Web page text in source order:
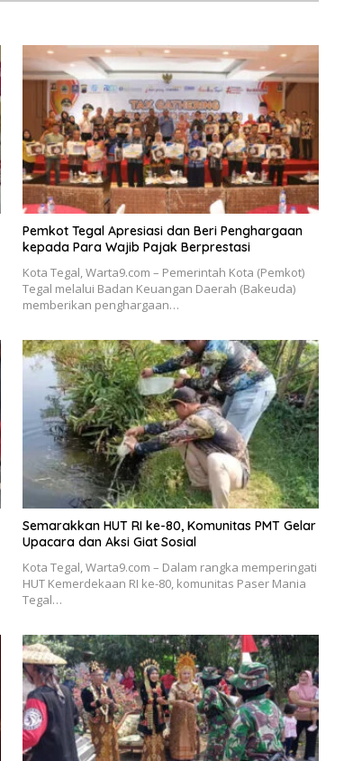
Pemkot Tegal Apresiasi dan Beri Penghargaan
kepada Para Wajib Pajak Berprestasi
Kota Tegal, Warta9.com – Pemerintah Kota (Pemkot)
Tegal melalui Badan Keuangan Daerah (Bakeuda)
memberikan penghargaan…
Semarakkan HUT RI ke-80, Komunitas PMT Gelar
Upacara dan Aksi Giat Sosial
Kota Tegal, Warta9.com – Dalam rangka memperingati
HUT Kemerdekaan RI ke-80, komunitas Paser Mania
Tegal…